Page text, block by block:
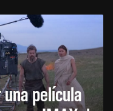
película